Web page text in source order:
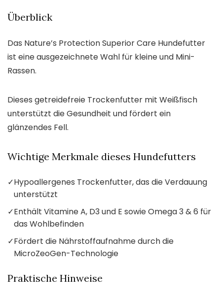
Überblick
Das Nature’s Protection Superior Care Hundefutter
ist eine ausgezeichnete Wahl für kleine und Mini-
Rassen.
Dieses getreidefreie Trockenfutter mit Weißfisch
unterstützt die Gesundheit und fördert ein
glänzendes Fell.
Wichtige Merkmale dieses Hundefutters
✓Hypoallergenes Trockenfutter, das die Verdauung
unterstützt
✓Enthält Vitamine A, D3 und E sowie Omega 3 & 6 für
das Wohlbefinden
✓Fördert die Nährstoffaufnahme durch die
MicroZeoGen-Technologie
Praktische Hinweise